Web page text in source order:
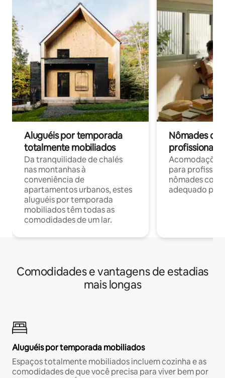
Aluguéis por temporada
totalmente mobiliados
Da tranquilidade de chalés
nas montanhas à
conveniência de
apartamentos urbanos, estes
aluguéis por temporada
mobiliados têm todas as
comodidades de um lar.
Nômades
profissionais
para
nômades com
adequado
Comodidades e vantagens de estadias
mais longas
Aluguéis por temporada mobiliados
Espaços totalmente mobiliados incluem cozinha e as
comodidades de que você precisa para viver bem por